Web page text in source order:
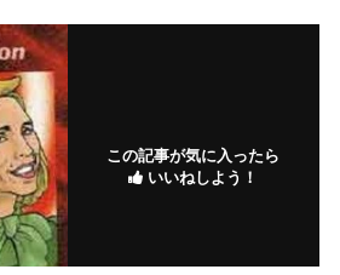
この記事が気に入ったら
いいねしよう！